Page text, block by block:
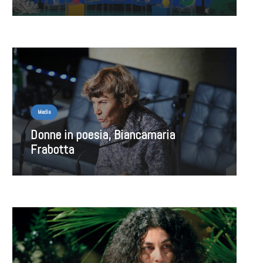
Media
Donne in poesia, Biancamaria
Frabotta